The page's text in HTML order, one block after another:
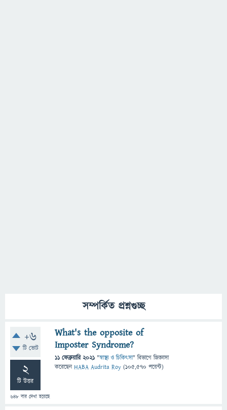
সম্পর্কিত প্রশ্নগুচ্ছ
+6
টি ভোট
2
টি উত্তর
648 বার দেখা হয়েছে
What's the opposite of
Imposter Syndrome?
11 ফেব্রুয়ারি 2021 "স্বাস্থ্য ও চিকিৎসা" বিভাগে জিজ্ঞাসা
করেছেনHABA Audrita Roy (105,570 পয়েন্ট)